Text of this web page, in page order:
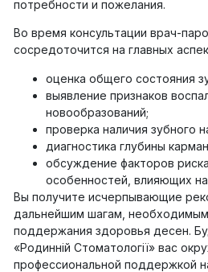
потребности и пожелания.
Во время консультации врач-
сосредоточится на главных
оценка общего состояния
выявление признаков
новообразований;
проверка наличия зубного
диагностика глубины
обсуждение факторов
особенностей, влияющих
Вы получите исчерпывающие
дальнейшим шагам,
поддержания здоровья десен.
«Родинній Стоматології» вас
профессиональной поддержкой